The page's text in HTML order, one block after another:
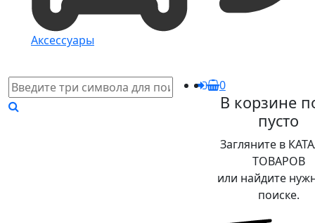
Аксессуары
0
В корзине
пусто
Загляните в
ТОВАРОВ
или найдите
поиске.